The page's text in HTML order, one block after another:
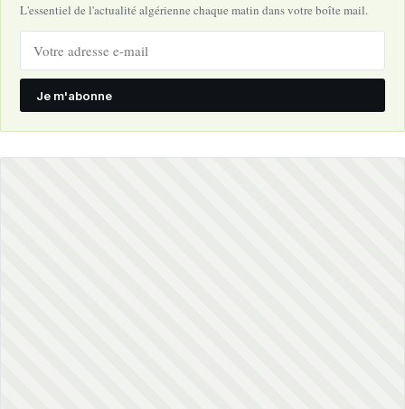
L'essentiel de l'actualité algérienne chaque matin dans votre boîte mail.
Je m'abonne